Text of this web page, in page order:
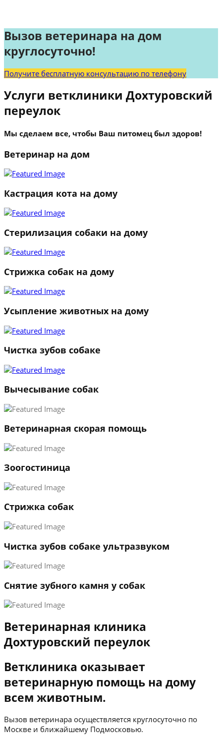
2
→
Вызов ветеринара на дом
круглосуточно!
Получите бесплатную консультацию по телефону
Услуги ветклиники Дохтуровский
переулок
Мы сделаем все, чтобы Ваш питомец был здоров!
Ветеринар на дом
Кастрация кота на дому
Стерилизация собаки на дому
Стрижка собак на дому
Усыпление животных на дому
Чистка зубов собаке
Вычесывание собак
Ветеринарная скорая помощь
Зоогостиница
Стрижка собак
Чистка зубов собаке ультразвуком
Снятие зубного камня у собак
Ветеринарная клиника
Дохтуровский переулок
Ветклиника оказывает
ветеринарную помощь на дому
всем животным.
Вызов ветеринара осуществляется круглосуточно по
Москве и ближайшему Подмосковью.